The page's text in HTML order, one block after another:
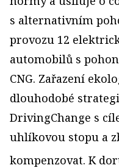
s alternativním
provozu 12
automobilů s
CNG. Zařazení
dlouhodobé
DrivingChange s
uhlíkovou stopu a
kompenzovat. K